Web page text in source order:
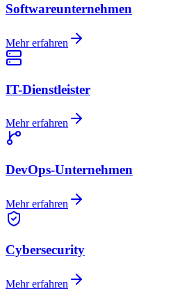
Softwareunternehmen
Mehr erfahren
IT-Dienstleister
Mehr erfahren
DevOps-Unternehmen
Mehr erfahren
Cybersecurity
Mehr erfahren